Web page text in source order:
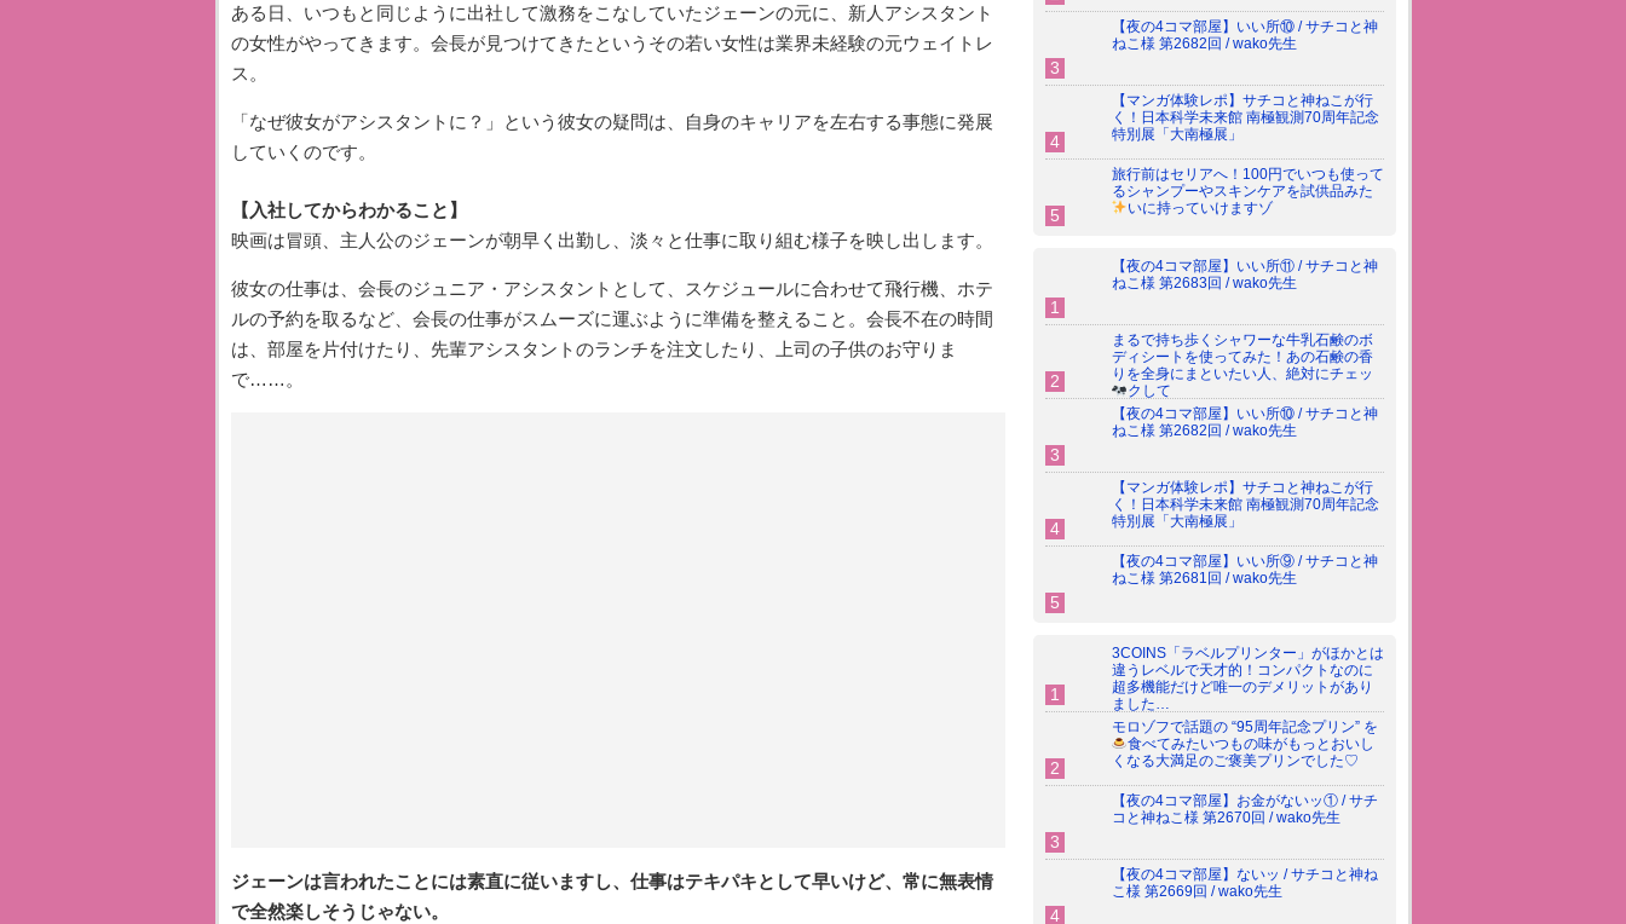
ある日、いつもと同じように出社して激務をこなしていたジェーンの元に、新人アシスタント
の女性がやってきます。会長が見つけてきたというその若い女性は業界未経験の元ウェイトレ
ス。
「なぜ彼女がアシスタントに？」という彼女の疑問は、自身のキャリアを左右する事態に発展
していくのです。
【入社してからわかること】
映画は冒頭、主人公のジェーンが朝早く出勤し、淡々と仕事に取り組む様子を映し出します。
彼女の仕事は、会長のジュニア・アシスタントとして、スケジュールに合わせて飛行機、ホテ
ルの予約を取るなど、会長の仕事がスムーズに運ぶように準備を整えること。会長不在の時間
は、部屋を片付けたり、先輩アシスタントのランチを注文したり、上司の子供のお守りま
で……。
ジェーンは言われたことには素直に従いますし、仕事はテキパキとして早いけど、常に無表情
で全然楽しそうじゃない。
【夜の4コマ部屋】いい所⑩ / サチコと神
ねこ様 第2682回 / wako先生
【マンガ体験レポ】サチコと神ねこが行
く！日本科学未来館 南極観測70周年記念
特別展「大南極展」
旅行前はセリアへ！100円でいつも使って
るシャンプーやスキンケアを試供品みた
いに持っていけますゾ
【夜の4コマ部屋】いい所⑪ / サチコと神
ねこ様 第2683回 / wako先生
まるで持ち歩くシャワーな牛乳石鹸のボ
ディシートを使ってみた！あの石鹸の香
りを全身にまといたい人、絶対にチェッ
クして
【夜の4コマ部屋】いい所⑩ / サチコと神
ねこ様 第2682回 / wako先生
【マンガ体験レポ】サチコと神ねこが行
く！日本科学未来館 南極観測70周年記念
特別展「大南極展」
【夜の4コマ部屋】いい所⑨ / サチコと神
ねこ様 第2681回 / wako先生
3COINS「ラベルプリンター」がほかとは
違うレベルで天才的！コンパクトなのに
超多機能だけど唯一のデメリットがあり
ました…
モロゾフで話題の “95周年記念プリン” を
食べてみたいつもの味がもっとおいし
くなる大満足のご褒美プリンでした♡
【夜の4コマ部屋】お金がないッ① / サチ
コと神ねこ様 第2670回 / wako先生
【夜の4コマ部屋】ないッ / サチコと神ね
こ様 第2669回 / wako先生